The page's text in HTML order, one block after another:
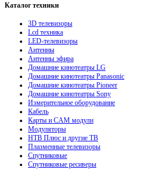
Каталогтехники
3D телевизоры
Lcd техника
LED-телевизоры
Антенны
Антенны эфира
Домашние кинотеатры LG
Домашние кинотеатры Panasonic
Домашние кинотеатры Pioneer
Домашние кинотеатры Sony
Измерительное оборудование
Кабель
Карты и CAM модули
Модуляторы
НТВ Плюс и другие ТВ
Плазменные телевизоры
Спутниковые
Спутниковые ресиверы